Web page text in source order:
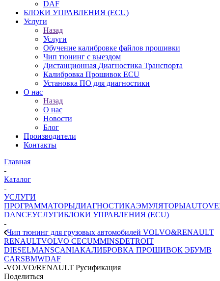
DAF
БЛОКИ УПРАВЛЕНИЯ (ECU)
Услуги
Назад
Услуги
Обучение калибровке файлов прошивки
Чип тюнинг с выездом
Дистанционная Диагностика Транспорта
Калибровка Прошивок ECU
Установка ПО для диагностики
О нас
Назад
О нас
Новости
Блог
Производители
Контакты
Главная
-
Каталог
-
УСЛУГИ
ПРОГРАММАТОРЫДИАГНОСТИКАЭМУЛЯТОРЫ
DANCEУСЛУГИБЛОКИ УПРАВЛЕНИЯ (ECU)
-
Чип тюнинг для грузовых автомобилей VOLVO&RENAULT
RENAULTVOLVO CECUMMINSDETROIT
DIESELMANSCANIAКАЛИБРОВКА ПРОШИВОК ЭБУMB
CARSBMWDAF
-VOLVO/RENAULT Русификация
Поделиться